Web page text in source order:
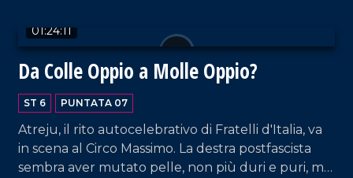
01:24:11
Da Colle Oppio a Molle Oppio?
ST 6 PUNTATA 07
Atreju, il rito autocelebrativo di Fratelli d'Italia, va
in scena al Circo Massimo. La destra postfascista
sembra aver mutato pelle, non più duri e puri, ma